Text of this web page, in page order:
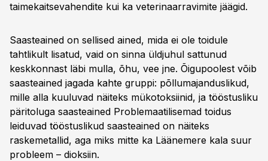
taimekaitsevahendite kui ka veterinaarravimite jäägid.
Saasteained on sellised ained, mida ei ole toidule
tahtlikult lisatud, vaid on sinna üldjuhul sattunud
keskkonnast läbi mulla, õhu, vee jne. Õigupoolest võib
saasteained jagada kahte gruppi: põllumajanduslikud,
mille alla kuuluvad näiteks mükotoksiinid, ja tööstusliku
päritoluga saasteained Problemaatilisemad toidus
leiduvad tööstuslikud saasteained on näiteks
raskemetallid, aga miks mitte ka Läänemere kala suur
probleem – dioksiin.